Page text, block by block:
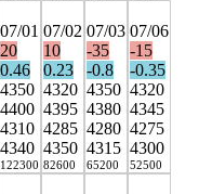
07/01
20
0.46
4350
4400
4310
4340
122300
07/02
10
0.23
4320
4395
4285
4350
82600
07/03
-35
-0.8
4350
4380
4280
4315
65200
07/06
-15
-0.35
4320
4345
4275
4300
52500